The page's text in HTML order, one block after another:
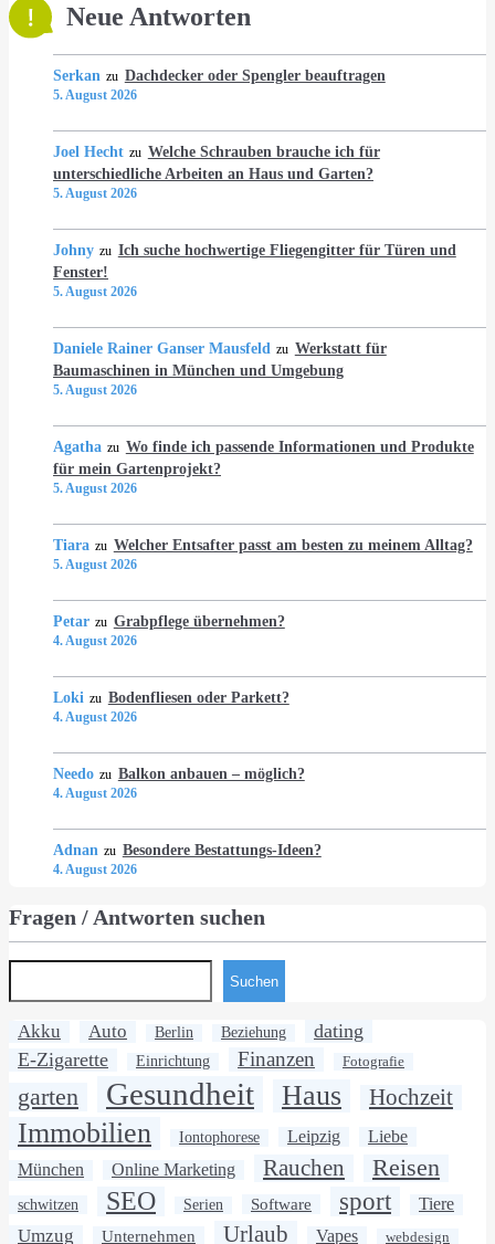
Neue Antworten
Serkan zu Dachdecker oder Spengler beauftragen
5. August 2026
Joel Hecht zu Welche Schrauben brauche ich für
unterschiedliche Arbeiten an Haus und Garten?
5. August 2026
Johny zu Ich suche hochwertige Fliegengitter für Türen und
Fenster!
5. August 2026
Daniele Rainer Ganser Mausfeld zu Werkstatt für
Baumaschinen in München und Umgebung
5. August 2026
Agatha zu Wo finde ich passende Informationen und Produkte
für mein Gartenprojekt?
5. August 2026
Tiara zu Welcher Entsafter passt am besten zu meinem Alltag?
5. August 2026
Petar zu Grabpflege übernehmen?
4. August 2026
Loki zu Bodenfliesen oder Parkett?
4. August 2026
Needo zu Balkon anbauen – möglich?
4. August 2026
Adnan zu Besondere Bestattungs-Ideen?
4. August 2026
Fragen / Antworten suchen
Suchen
Akku Auto Berlin Beziehung
dating
E-Zigarette
Einrichtung Finanzen Fotografie
garten Gesundheit Haus Hochzeit
Immobilien Iontophorese Leipzig Liebe
München Online Marketing Rauchen Reisen
schwitzen SEO Serien Software sport Tiere
Umzug Unternehmen Urlaub Vapes webdesign